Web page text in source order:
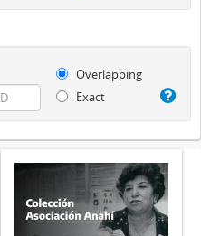
Overlapping
Exact